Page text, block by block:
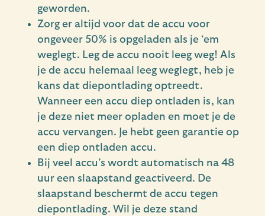
geworden.
Zorg er altijd voor dat de accu voor
ongeveer 50% is opgeladen als je ‘em
weglegt. Leg de accu nooit leeg weg! Als
je de accu helemaal leeg weglegt, heb je
kans dat diepontlading optreedt.
Wanneer een accu diep ontladen is, kan
je deze niet meer opladen en moet je de
accu vervangen. Je hebt geen garantie op
een diep ontladen accu.
Bij veel accu’s wordt automatisch na 48
uur een slaapstand geactiveerd. De
slaapstand beschermt de accu tegen
diepontlading. Wil je deze stand